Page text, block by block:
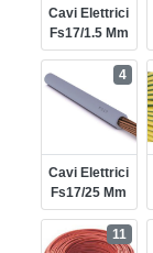
Cavi Elettrici
Fs17/1.5 Mm
Cavi Elettrici
Fs17/25 Mm
4
11